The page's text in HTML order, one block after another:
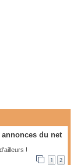
du net
!
1 2